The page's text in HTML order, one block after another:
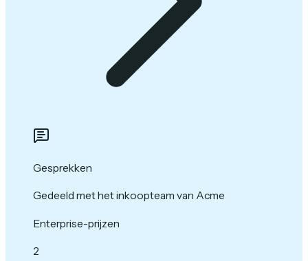
Gesprekken
Gedeeld met het inkoopteam van Acme
Enterprise-prijzen
2